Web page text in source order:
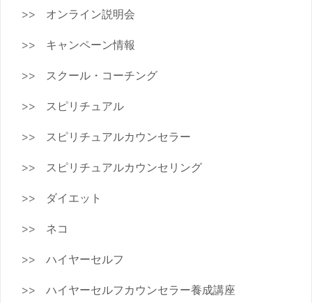
オンライン説明会
キャンペーン情報
スクール・コーチング
スピリチュアル
スピリチュアルカウンセラー
スピリチュアルカウンセリング
ダイエット
ネコ
ハイヤーセルフ
ハイヤーセルフカウンセラー養成講座